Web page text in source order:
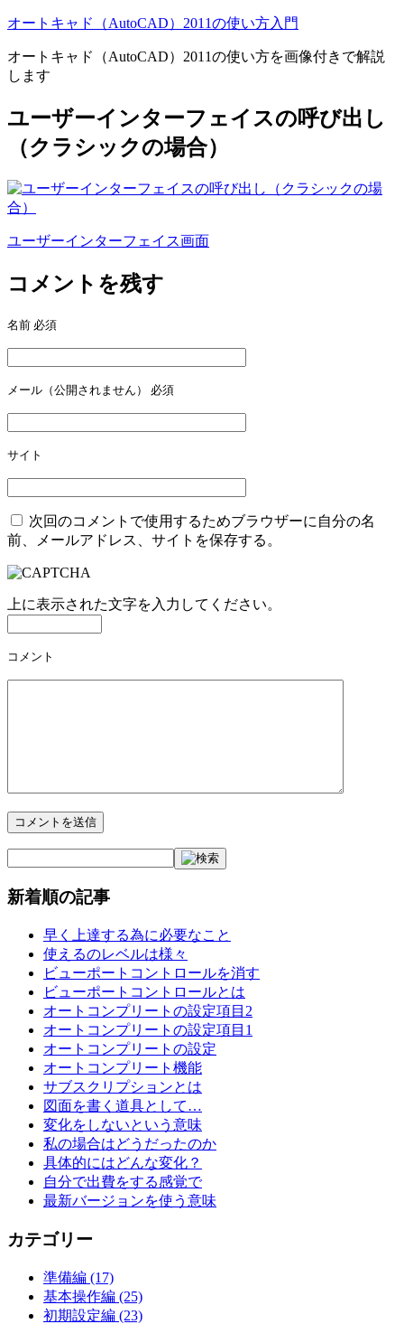
オートキャド（AutoCAD）2011の使い方入門
オートキャド（AutoCAD）2011の使い方を画像付きで解説
します
ユーザーインターフェイスの呼び出し
（クラシックの場合）
投
稿
ビ
ゲ
ー
シ
ョ
ン
ユーザーインターフェイス画面
コメントを残す
名前 必須
メール（公開されません） 必須
サイト
次回のコメントで使用するためブラウザーに自分の名
前、メールアドレス、サイトを保存する。
上に表示された文字を入力してください。
コメント
新着順の記事
早く上達する為に必要なこと
使えるのレベルは様々
ビューポートコントロールを消す
ビューポートコントロールとは
オートコンプリートの設定項目2
オートコンプリートの設定項目1
オートコンプリートの設定
オートコンプリート機能
サブスクリプションとは
図面を書く道具として…
変化をしないという意味
私の場合はどうだったのか
具体的にはどんな変化？
自分で出費をする感覚で
最新バージョンを使う意味
カテゴリー
準備編 (17)
基本操作編 (25)
初期設定編 (23)